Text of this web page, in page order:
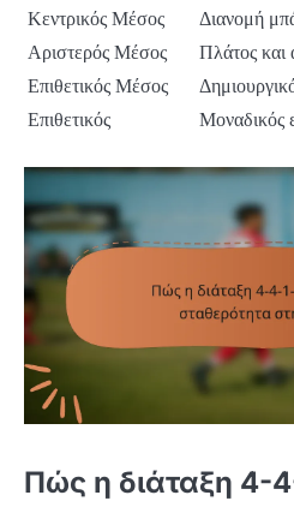
Κεντρικός Μέσος
Διανομή
Αριστερός Μέσος
Πλάτος και
Επιθετικός Μέσος
Επιθετικός
Μοναδικός
Πώς η διάταξη 4-